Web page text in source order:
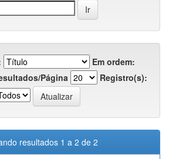
Em ordem:
Página
Registro(s):
resultados 1 a 2 de 2